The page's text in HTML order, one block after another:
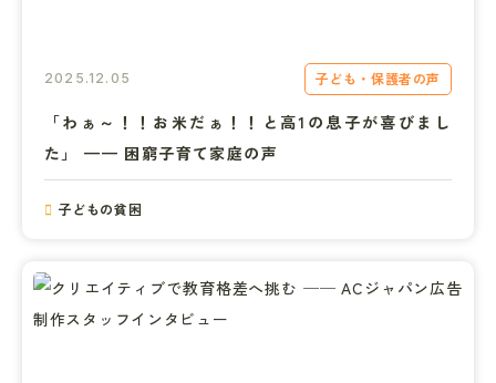
2025.12.05 子ども・保護者の声
「わぁ～！！お米だぁ！！と高1の息子が喜びまし
た」 —— 困窮子育て家庭の声
子どもの貧困